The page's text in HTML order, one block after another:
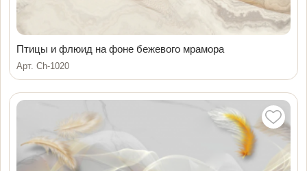
Птицы и флюид на фоне бежевого мрамора
Арт. Ch-1020